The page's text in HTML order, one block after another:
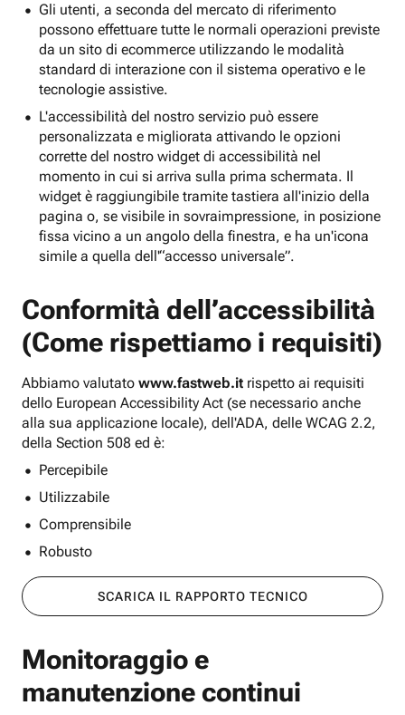
Gli utenti, a seconda del mercato di riferimento
possono effettuare tutte le normali operazioni previste
da un sito di ecommerce utilizzando le modalità
standard di interazione con il sistema operativo e le
tecnologie assistive.
L'accessibilità del nostro servizio può essere
personalizzata e migliorata attivando le opzioni
corrette del nostro widget di accessibilità nel
momento in cui si arriva sulla prima schermata. Il
widget è raggiungibile tramite tastiera all'inizio della
pagina o, se visibile in sovraimpressione, in posizione
fissa vicino a un angolo della finestra, e ha un'icona
simile a quella dell'“accesso universale”.
Conformità dell’accessibilità
(Come rispettiamo i requisiti)
Abbiamo valutato www.fastweb.it rispetto ai requisiti
dello European Accessibility Act (se necessario anche
alla sua applicazione locale), dell'ADA, delle WCAG 2.2,
della Section 508 ed è:
Percepibile
Utilizzabile
Comprensibile
Robusto
SCARICA IL RAPPORTO TECNICO
Monitoraggio e
manutenzione continui